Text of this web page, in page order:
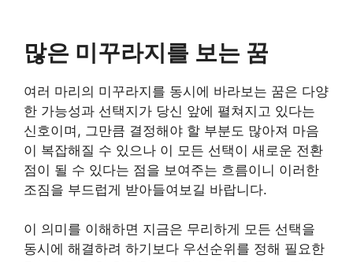
많은 미꾸라지를 보는 꿈
여러 마리의 미꾸라지를 동시에 바라보는 꿈은 다양
한 가능성과 선택지가 당신 앞에 펼쳐지고 있다는
신호이며, 그만큼 결정해야 할 부분도 많아져 마음
이 복잡해질 수 있으나 이 모든 선택이 새로운 전환
점이 될 수 있다는 점을 보여주는 흐름이니 이러한
조짐을 부드럽게 받아들여보길 바랍니다.
이 의미를 이해하면 지금은 무리하게 모든 선택을
동시에 해결하려 하기보다 우선순위를 정해 필요한